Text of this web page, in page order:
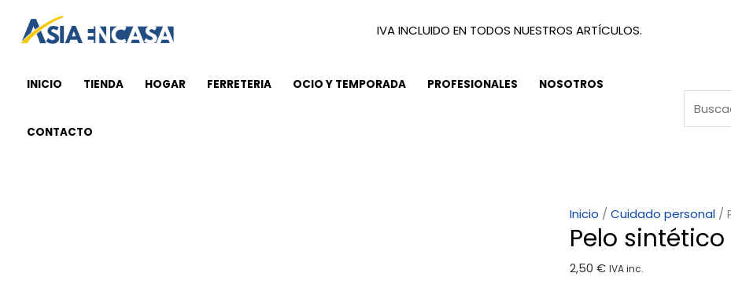
IVA INCLUIDO EN TODOS NUESTROS ARTÍCULOS.
INICIO TIENDA HOGAR FERRETERIA OCIO Y TEMPORADA PROFESIONALES NOSOTROS
CONTACTO
Inicio /Cuidado personal /
Pelo sintético
2,50€ IVA inc.
Pelo
sintético